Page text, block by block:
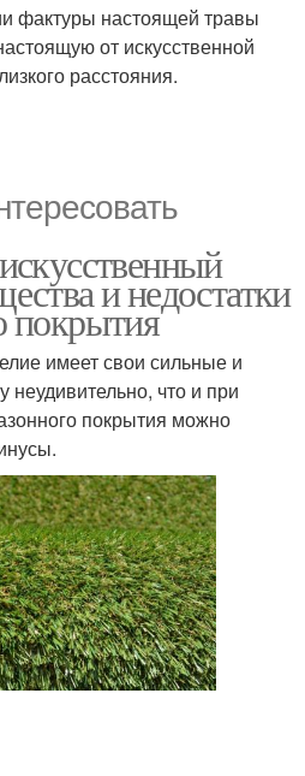
фактуры настоящей травы
от искусственной
расстояния.
и недостатки
покрытия
имеет свои сильные и
что и при
покрытия можно